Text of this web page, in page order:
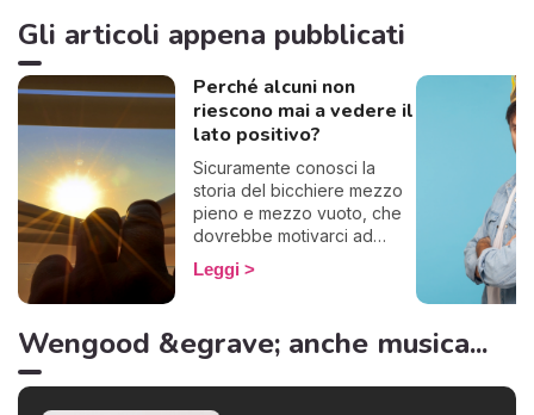
Gli articoli appena pubblicati
Perché alcuni non
riescono mai a vedere il
lato positivo?
Sicuramente conosci la
storia del bicchiere mezzo
pieno e mezzo vuoto, che
dovrebbe motivarci ad
essere ottimisti. Ecco, alcuni
questo famoso bicchiere lo
via. Insomma, basta con le
Leggi
Wengood &egrave; anche musica...